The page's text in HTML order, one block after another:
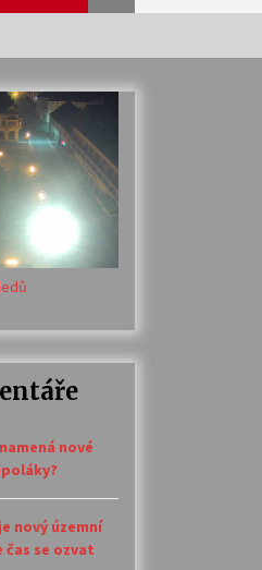
nové
nový územní
čas se ozvat